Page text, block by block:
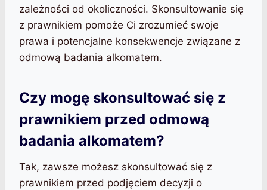
zależności od okoliczności. Skonsultowanie się
z prawnikiem pomoże Ci zrozumieć swoje
prawa i potencjalne konsekwencje związane z
odmową badania alkomatem.
Czy mogę skonsultować się z
prawnikiem przed odmową
badania alkomatem?
Tak, zawsze możesz skonsultować się z
prawnikiem przed podjęciem decyzji o